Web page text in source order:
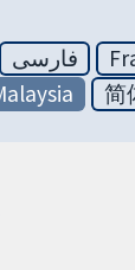
فارسی
简